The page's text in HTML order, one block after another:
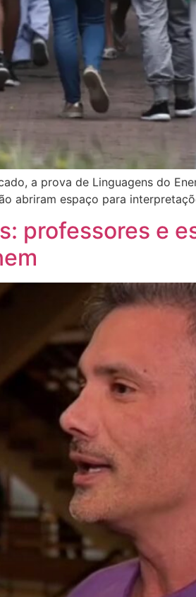
a prova de Linguagens do
abriram espaço para
professores e